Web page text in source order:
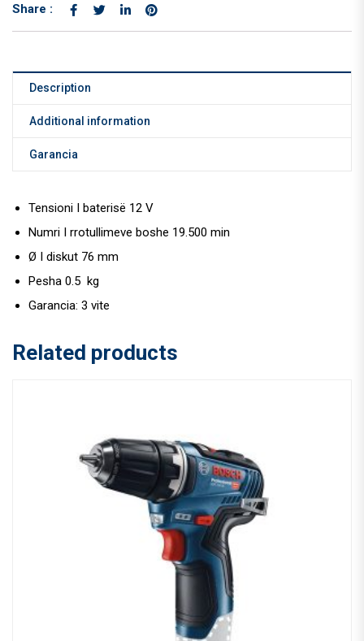
Share :
Description
Additional information
Garancia
Tensioni I baterisë 12 V
Numri I rrotullimeve boshe 19.500 min
Ø I diskut 76 mm
Pesha 0.5 kg
Garancia: 3 vite
Related products